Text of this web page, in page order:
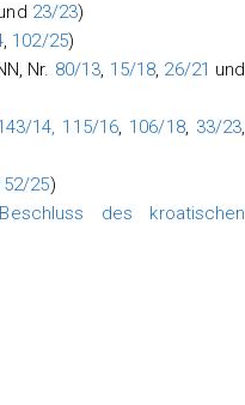
23/23)
, 102/25)
Nr. 80/13, 15/18, 26/21 und
14, 115/16, 106/18, 33/23,
25)
des kroatischen